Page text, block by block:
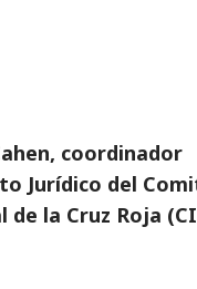
coordinador
Jurídico del
la Cruz Roja